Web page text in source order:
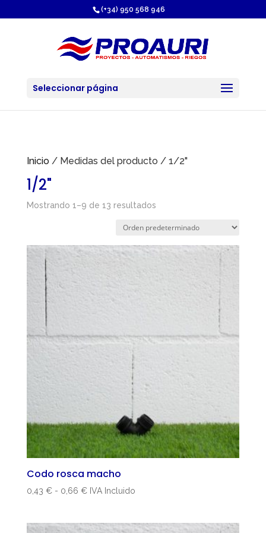
(+34) 950 568 946
Seleccionar página
Inicio/ Medidas del producto / 1/2"
1/2"
Mostrando 1–9 de 13 resultados
Codo rosca macho
0,43 € - 0,66 €Rango
IVA Incluido